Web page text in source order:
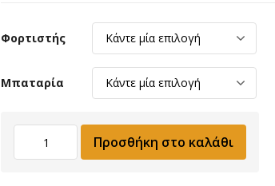
Φορτιστής
Μπαταρία
Τροχός
Προσθήκη στο καλάθι